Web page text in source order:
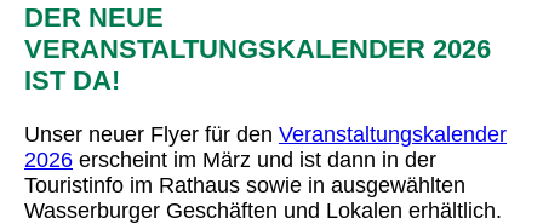
DER NEUE
VERANSTALTUNGSKALENDER 2026
IST DA!
Unser neuer Flyer für den Veranstaltungskalender
2026 erscheint im März und ist dann in der
Touristinfo im Rathaus sowie in ausgewählten
Wasserburger Geschäften und Lokalen erhältlich.